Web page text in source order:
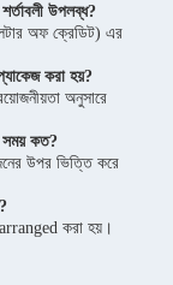
উপলব্ধ?
অফ ক্রেডিট) এর
করা হয়?
অনুসারে
সময় কত?
উপর ভিত্তি করে
করা হয়।